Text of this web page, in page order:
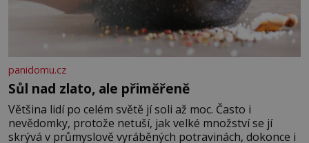
panidomu.cz
Sůl nad zlato, ale přiměřeně
Většina lidí po celém světě jí soli až moc. Často i
nevědomky, protože netuší, jak velké množství se jí
skrývá v průmyslově vyráběných potravinách, dokonce i